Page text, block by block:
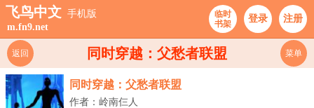
飞鸟中文 手机版
m.fn9.net
临时
书架
登录 注册
同时穿越：父愁者联盟
返回 菜单
同时穿越：父愁者联盟
作者：岭南仨人